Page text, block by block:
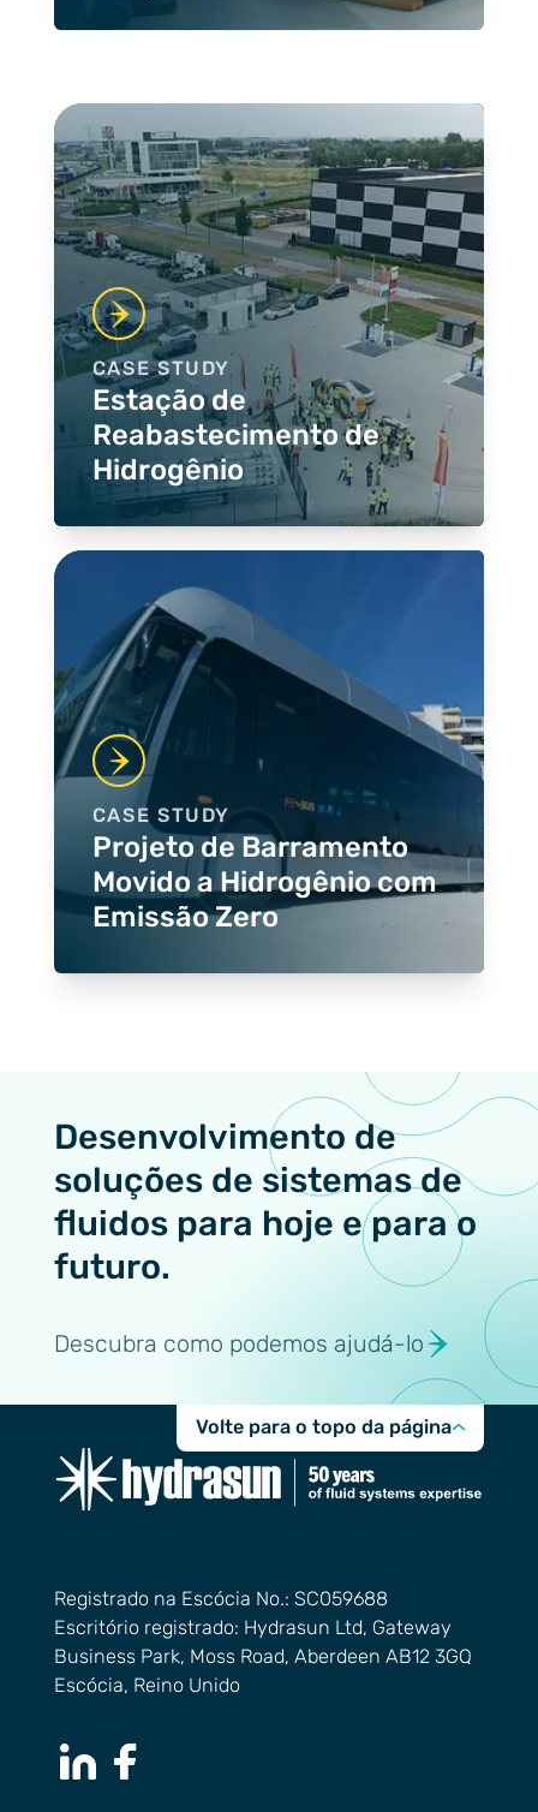
Case Studies
CASE STUDY
Estação de
Reabastecimento de
Hidrogênio
CASE STUDY
Projeto de Barramento
Movido a Hidrogênio com
Emissão Zero
Desenvolvimento de
soluções de sistemas de
fluidos para hoje e para o
futuro.
Descubra como podemos ajudá-lo
Volte para o topo da página
Registrado na Escócia No.: SC059688
Escritório registrado: Hydrasun Ltd, Gateway
Business Park, Moss Road, Aberdeen AB12 3GQ
Escócia, Reino Unido